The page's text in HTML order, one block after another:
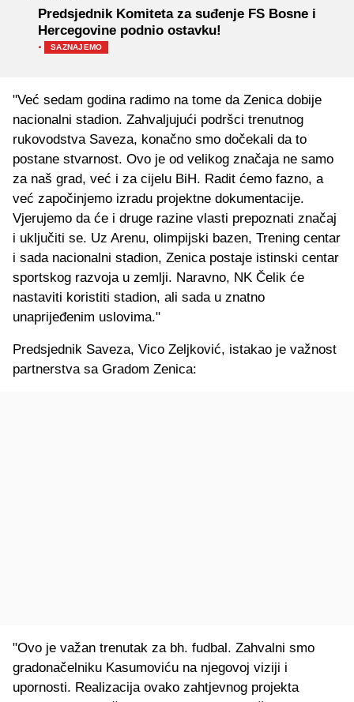
Predsjednik Komiteta za suđenje FS Bosne i
Hercegovine podnio ostavku!
· SAZNAJEMO
"Već sedam godina radimo na tome da Zenica dobije
nacionalni stadion. Zahvaljujući podršci trenutnog
rukovodstva Saveza, konačno smo dočekali da to
postane stvarnost. Ovo je od velikog značaja ne samo
za naš grad, već i za cijelu BiH. Radit ćemo fazno, a
već započinjemo izradu projektne dokumentacije.
Vjerujemo da će i druge razine vlasti prepoznati značaj
i uključiti se. Uz Arenu, olimpijski bazen, Trening centar
i sada nacionalni stadion, Zenica postaje istinski centar
sportskog razvoja u zemlji. Naravno, NK Čelik će
nastaviti koristiti stadion, ali sada u znatno
unaprijeđenim uslovima."
Predsjednik Saveza, Vico Zeljković, istakao je važnost
partnerstva sa Gradom Zenica:
"Ovo je važan trenutak za bh. fudbal. Zahvalni smo
gradonačelniku Kasumoviću na njegovoj viziji i
upornosti. Realizacija ovako zahtjevnog projekta